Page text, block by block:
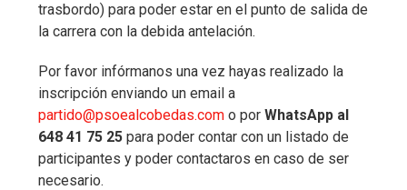
trasbordo) para poder estar en el punto de salida de
la carrera con la debida antelación.
Por favor infórmanos una vez hayas realizado la
inscripción enviando un email a
partido@psoealcobedas.com o porWhatsApp al
648 41 75 25 para poder contar con un listado de
participantes y poder contactaros en caso de ser
necesario.